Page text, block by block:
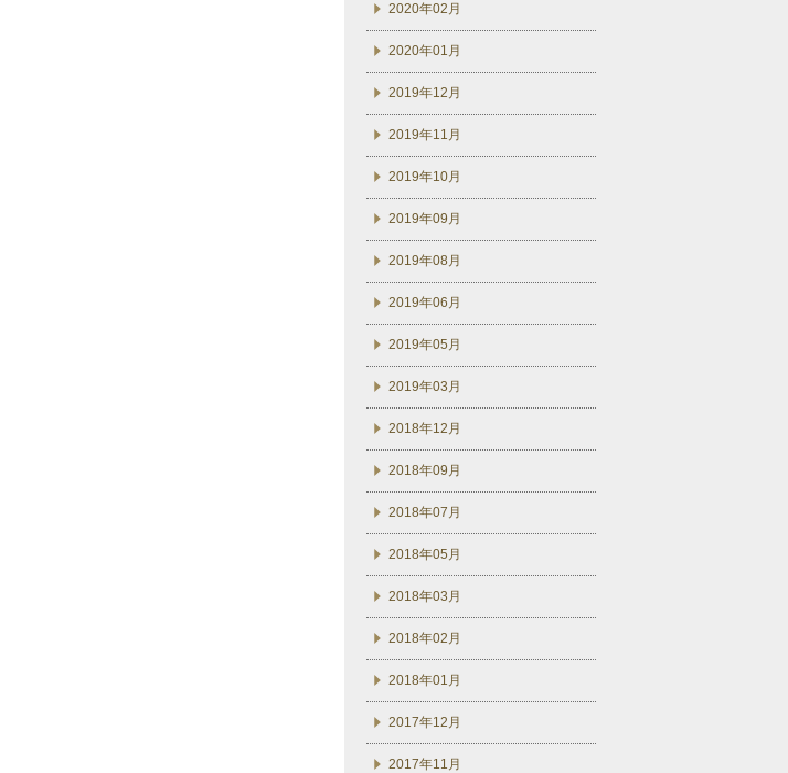
2020年02月
2020年01月
2019年12月
2019年11月
2019年10月
2019年09月
2019年08月
2019年06月
2019年05月
2019年03月
2018年12月
2018年09月
2018年07月
2018年05月
2018年03月
2018年02月
2018年01月
2017年12月
2017年11月